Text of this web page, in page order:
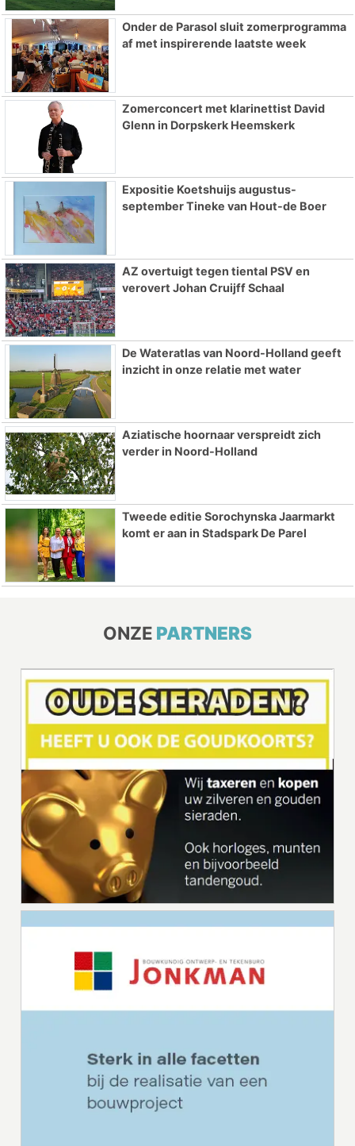
Onder de Parasol sluit zomerprogramma
af met inspirerende laatste week
Zomerconcert met klarinettist David
Glenn in Dorpskerk Heemskerk
Expositie Koetshuijs augustus-
september Tineke van Hout-de Boer
AZ overtuigt tegen tiental PSV en
verovert Johan Cruijff Schaal
De Wateratlas van Noord-Holland geeft
inzicht in onze relatie met water
Aziatische hoornaar verspreidt zich
verder in Noord-Holland
Tweede editie Sorochynska Jaarmarkt
komt er aan in Stadspark De Parel
ONZE PARTNERS